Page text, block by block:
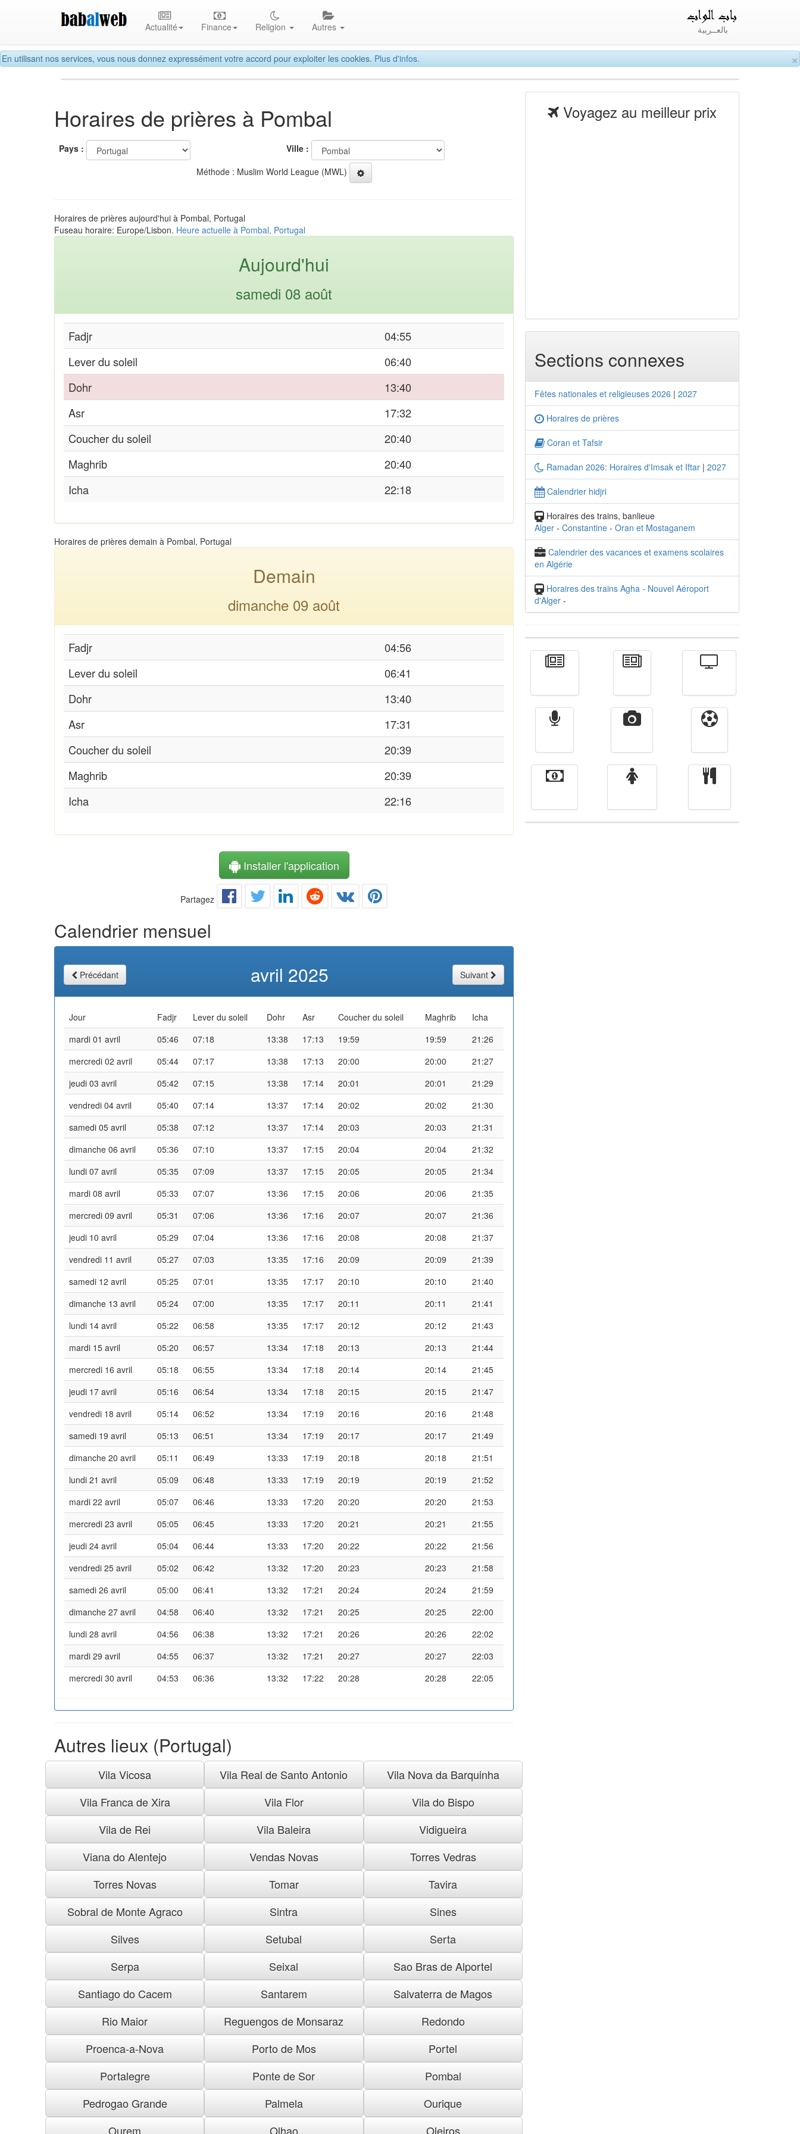
×
En utilisant nos services, vous nous donnez expressément votre accord pour exploiter les cookies. Plus d'infos.
Actualité Finance Religion Autres بالعــربية
Horaires de prières à Pombal
Pays :
Ville :
Méthode : Muslim World League (MWL)
Horaires de prières aujourd'hui à Pombal, Portugal
Fuseau horaire: Europe/Lisbon. Heure actuelle à Pombal, Portugal
Aujourd'hui
samedi 08 août
Fadjr
04:55
Lever du soleil
06:40
Dohr
13:40
Asr
17:32
Coucher du soleil
20:40
Maghrib
20:40
Icha
22:18
Horaires de prières demain à Pombal, Portugal
Demain
dimanche 09 août
Fadjr
04:56
Lever du soleil
06:41
Dohr
13:40
Asr
17:31
Coucher du soleil
20:39
Maghrib
20:39
Icha
22:16
Installer l'application
Partagez
Calendrier mensuel
Précédant avril 2025 Suivant
Jour Fadjr Lever du soleil Dohr Asr Coucher du soleil Maghrib
Icha
mardi 01 avril
05:46 07:18 13:38 17:13 19:59 19:59
21:26
mercredi 02 avril
05:44 07:17 13:38 17:13 20:00 20:00
21:27
jeudi 03 avril
05:42 07:15 13:38 17:14 20:01 20:01
21:29
vendredi 04 avril
05:40 07:14 13:37 17:14 20:02 20:02
21:30
samedi 05 avril
05:38 07:12 13:37 17:14 20:03 20:03
21:31
dimanche 06 avril
05:36 07:10 13:37 17:15 20:04 20:04
21:32
lundi 07 avril
05:35 07:09 13:37 17:15 20:05 20:05
21:34
mardi 08 avril
05:33 07:07 13:36 17:15 20:06 20:06
21:35
mercredi 09 avril
05:31 07:06 13:36 17:16 20:07 20:07
21:36
jeudi 10 avril
05:29 07:04 13:36 17:16 20:08 20:08
21:37
vendredi 11 avril
05:27 07:03 13:35 17:16 20:09 20:09
21:39
samedi 12 avril
05:25 07:01 13:35 17:17 20:10 20:10
21:40
dimanche 13 avril
05:24 07:00 13:35 17:17 20:11 20:11
21:41
lundi 14 avril
05:22 06:58 13:35 17:17 20:12 20:12
21:43
mardi 15 avril
05:20 06:57 13:34 17:18 20:13 20:13
21:44
mercredi 16 avril
05:18 06:55 13:34 17:18 20:14 20:14
21:45
jeudi 17 avril
05:16 06:54 13:34 17:18 20:15 20:15
21:47
vendredi 18 avril
05:14 06:52 13:34 17:19 20:16 20:16
21:48
samedi 19 avril
05:13 06:51 13:34 17:19 20:17 20:17
21:49
dimanche 20 avril
05:11 06:49 13:33 17:19 20:18 20:18
21:51
lundi 21 avril
05:09 06:48 13:33 17:19 20:19 20:19
21:52
mardi 22 avril
05:07 06:46 13:33 17:20 20:20 20:20
21:53
mercredi 23 avril
05:05 06:45 13:33 17:20 20:21 20:21
21:55
jeudi 24 avril
05:04 06:44 13:33 17:20 20:22 20:22
21:56
vendredi 25 avril
05:02 06:42 13:32 17:20 20:23 20:23
21:58
samedi 26 avril
05:00 06:41 13:32 17:21 20:24 20:24
21:59
dimanche 27 avril
04:58 06:40 13:32 17:21 20:25 20:25
22:00
lundi 28 avril
04:56 06:38 13:32 17:21 20:26 20:26
22:02
mardi 29 avril
04:55 06:37 13:32 17:21 20:27 20:27
22:03
mercredi 30 avril
04:53 06:36 13:32 17:22 20:28 20:28 22:05
Autres lieux (Portugal)
Vila Vicosa Vila Real de Santo Antonio
Vila Nova da Barquinha
Vila Franca de Xira
Vila Flor
Vila do Bispo
Vila de Rei
Vila Baleira
Vidigueira
Viana do Alentejo
Vendas Novas
Torres Vedras
Torres Novas
Tomar
Tavira
Sobral de Monte Agraco
Sintra
Sines
Silves
Setubal
Serta
Serpa
Seixal
Sao Bras de Alportel
Santiago do Cacem
Santarem
Salvaterra de Magos
Rio Maior
Reguengos de Monsaraz
Redondo
Proenca-a-Nova
Porto de Mos
Portel
Portalegre
Ponte de Sor
Pombal
Pedrogao Grande
Palmela
Ourique
Ourem
Olhao Oleiros
Voyagez au meilleur prix
Sections connexes
Fêtes nationales et religieuses 2026 | 2027
Horaires de prières
Coran et Tafsir
Ramadan 2026: Horaires d'Imsak et Iftar | 2027
Calendrier hidjri
Horaires des trains, banlieue
Alger - Constantine - Oran et Mostaganem
Calendrier des vacances et examens scolaires
en Algérie
Horaires des trains Agha - Nouvel Aéroport
d'Alger -